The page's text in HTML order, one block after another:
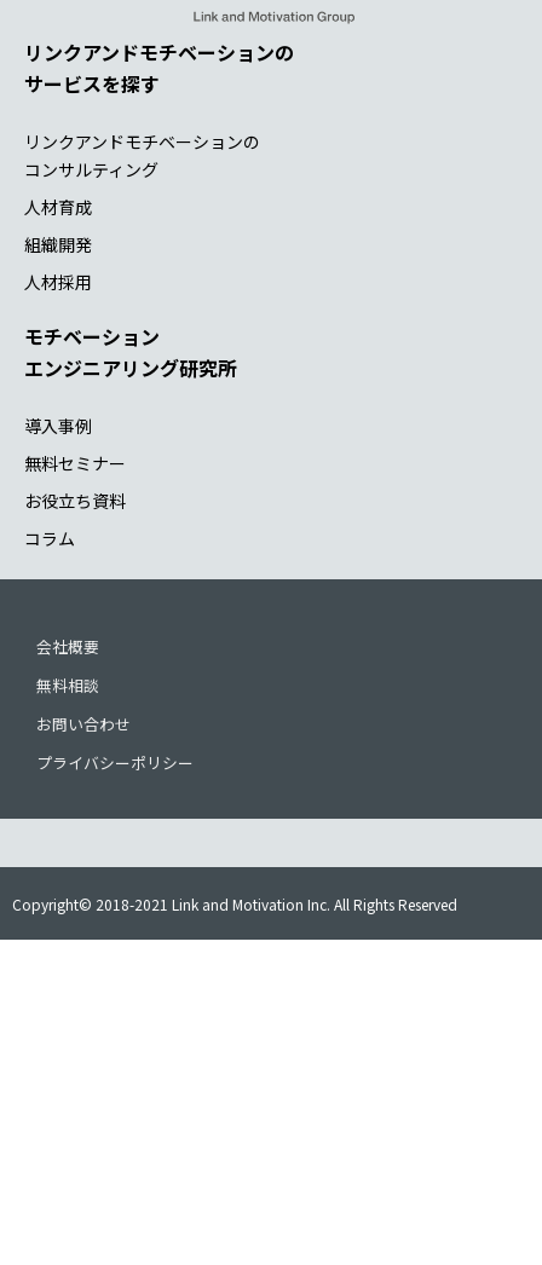
リンクアンドモチベーションの
サービスを探す
リンクアンドモチベーションの
コンサルティング
人材育成
組織開発
人材採用
モチベーション
エンジニアリング研究所
導入事例
無料セミナー
お役立ち資料
コラム
会社概要
無料相談
お問い合わせ
プライバシーポリシー
Copyright© 2018-2021 Link and Motivation Inc. All Rights Reserved